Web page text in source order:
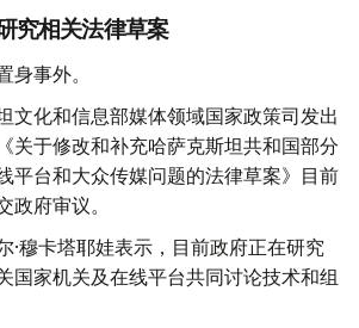
究相关法律草案
身事外。
文化和信息部媒体领域国家政策司发出
关于修改和补充哈萨克斯坦共和国部分
平台和大众传媒问题的法律草案》目前
政府审议。
·穆卡塔耶娃表示，目前政府正在研究
国家机关及在线平台共同讨论技术和组